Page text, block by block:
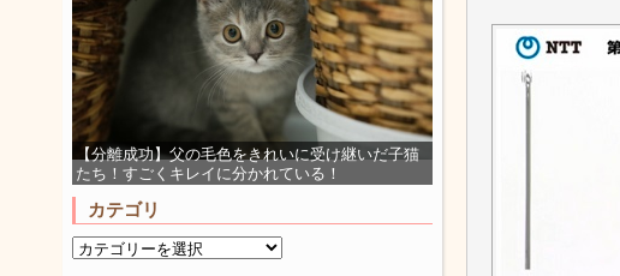
【分離成功】父の毛色をきれいに受け継いだ子猫
たち！すごくキレイに分かれている！
カテゴリ